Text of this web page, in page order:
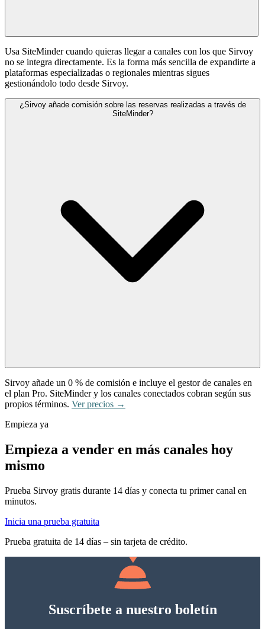
Usa SiteMinder cuando quieras llegar a canales con los que Sirvoy
no se integra directamente. Es la forma más sencilla de expandirte a
plataformas especializadas o regionales mientras sigues
gestionándolo todo desde Sirvoy.
¿Sirvoy añade comisión sobre las reservas realizadas a través de
SiteMinder?
Sirvoy añade un 0 % de comisión e incluye el gestor de canales en
el plan Pro. SiteMinder y los canales conectados cobran según sus
propios términos. Ver precios →
Empieza ya
Empieza a vender en más canales hoy
mismo
Prueba Sirvoy gratis durante 14 días y conecta tu primer canal en
minutos.
Inicia una prueba gratuita
Prueba gratuita de 14 días – sin tarjeta de crédito.
Suscríbete a nuestro boletín